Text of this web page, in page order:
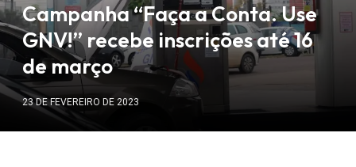
Campanha “Faça a Conta. Use
GNV!” recebe inscrições até 16
de março
23 DE FEVEREIRO DE 2023